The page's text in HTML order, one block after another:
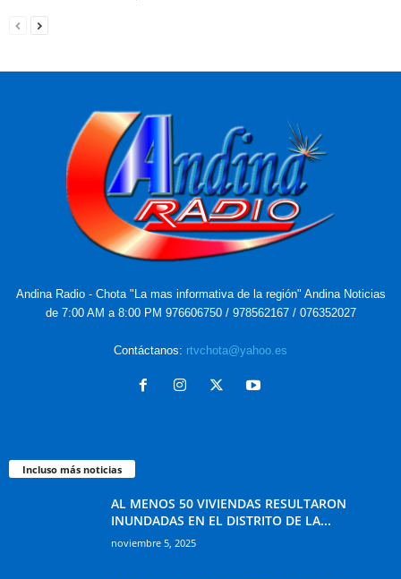
Andina Radio - Chota "La mas informativa de la región" Andina Noticias
de 7:00 AM a 8:00 PM 976606750 / 978562167 / 076352027
Contáctanos: rtvchota@yahoo.es
Incluso más noticias
AL MENOS 50 VIVIENDAS RESULTARON
INUNDADAS EN EL DISTRITO DE LA...
noviembre 5, 2025